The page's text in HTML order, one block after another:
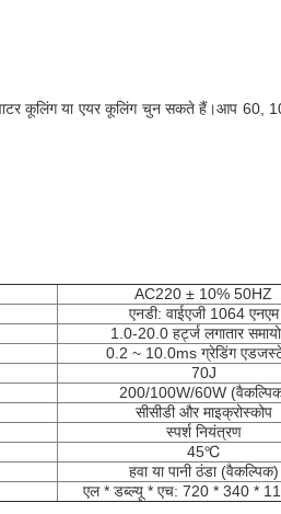
कूलिंग या एयर कूलिंग चुन सकते हैं।आप
AC220 ± 10% 50HZ
एनडी: वाईएजी 1064 एनएम
1.0-20.0 हर्ट्ज लगातार
0.2 ~ 10.0ms ग्रेडिंग
70J
200/100W/60W
सीसीडी और माइक्रोस्कोप
स्पर्श नियंत्रण
45℃
हवा या पानी ठंडा (वैकल्पिक)
एल * डब्ल्यू * एच: 720 * 340 *